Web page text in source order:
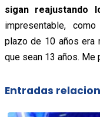
sigan reajustando
impresentable,
plazo de 10 años era
que sean 13 años. Me
Entradas